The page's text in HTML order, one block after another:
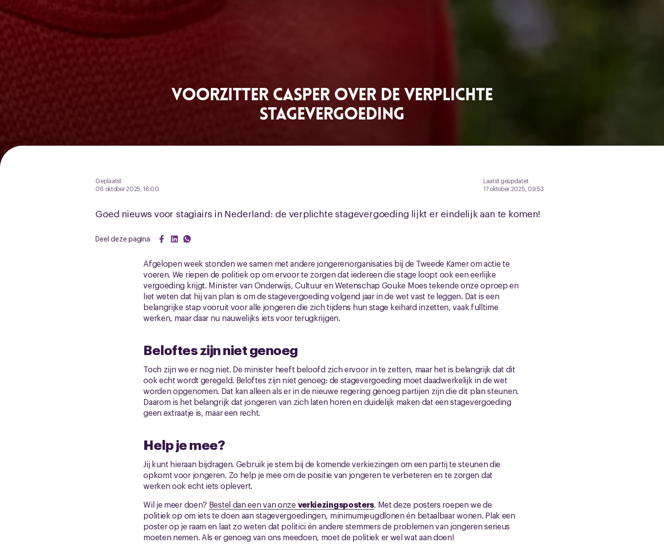
Voorzitter Casper over de verplichte
stagevergoeding
Geplaatst
06 oktober 2025, 16:00
Laatst geüpdatet
17 oktober 2025, 09:53
Goed nieuws voor stagiairs in Nederland: de verplichte stagevergoeding lijkt er eindelijk aan te komen!
Deel deze pagina
Afgelopen week stonden we samen met andere jongerenorganisaties bij de Tweede Kamer om actie te
voeren. We riepen de politiek op om ervoor te zorgen dat iedereen die stage loopt ook een eerlijke
vergoeding krijgt. Minister van Onderwijs, Cultuur en Wetenschap Gouke Moes tekende onze oproep en
liet weten dat hij van plan is om de stagevergoeding volgend jaar in de wet vast te leggen. Dat is een
belangrijke stap vooruit voor alle jongeren die zich tijdens hun stage keihard inzetten, vaak fulltime
werken, maar daar nu nauwelijks iets voor terugkrijgen.
Beloftes zijn niet genoeg
Toch zijn we er nog niet. De minister heeft beloofd zich ervoor in te zetten, maar het is belangrijk dat dit
ook echt wordt geregeld. Beloftes zijn niet genoeg: de stagevergoeding moet daadwerkelijk in de wet
worden opgenomen. Dat kan alleen als er in de nieuwe regering genoeg partijen zijn die dit plan steunen.
Daarom is het belangrijk dat jongeren van zich laten horen en duidelijk maken dat een stagevergoeding
geen extraatje is, maar een recht.
Help je mee?
Jij kunt hieraan bijdragen. Gebruik je stem bij de komende verkiezingen om een partij te steunen die
opkomt voor jongeren. Zo help je mee om de positie van jongeren te verbeteren en te zorgen dat
werken ook echt iets oplevert.
Wil je meer doen? Bestel dan een van onze verkiezingsposters. Met deze posters roepen we de
politiek op om iets te doen aan stagevergoedingen, minimumjeugdlonen én betaalbaar wonen. Plak een
poster op je raam en laat zo weten dat politici én andere stemmers de problemen van jongeren serieus
moeten nemen. Als er genoeg van ons meedoen, moet de politiek er wel wat aan doen!